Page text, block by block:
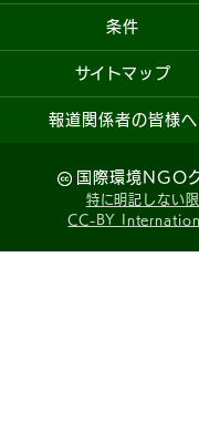
条件
サイトマップ
報道関係者の皆様へ
国際環境NGO
特に明記しない
CC-BY